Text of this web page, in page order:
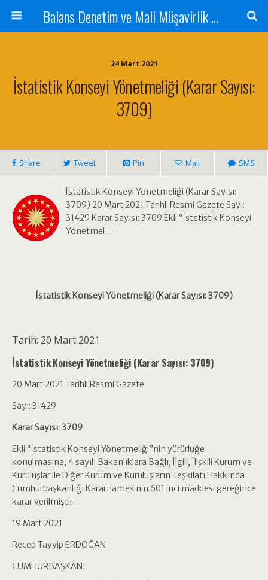
Balans Denetim ve Mali Müşavirlik Hizmetleri
24 Mart 2021
İstatistik Konseyi Yönetmeliği (Karar Sayısı:
3709)
Share Tweet Pin Mail SMS
İstatistik Konseyi Yönetmeliği (Karar Sayısı:
3709) 20 Mart 2021 Tarihli Resmi Gazete Sayı:
31429 Karar Sayısı: 3709 Ekli “İstatistik Konseyi
Yönetmel…
İstatistik Konseyi Yönetmeliği (Karar Sayısı: 3709)
Tarih: 20 Mart 2021
İstatistik Konseyi Yönetmeliği (Karar Sayısı: 3709)
20 Mart 2021 Tarihli Resmi Gazete
Sayı: 31429
Karar Sayısı: 3709
Ekli “İstatistik Konseyi Yönetmeliği”nin yürürlüğe
konulmasına, 4 sayılı Bakanlıklara Bağlı, İlgili, İlişkili Kurum ve
Kuruluşlar ile Diğer Kurum ve Kuruluşların Teşkilatı Hakkında
Cumhurbaşkanlığı Kararnamesinin 601 inci maddesi gereğince
karar verilmiştir.
19 Mart 2021
Recep Tayyip ERDOĞAN
CUMHURBAŞKANI